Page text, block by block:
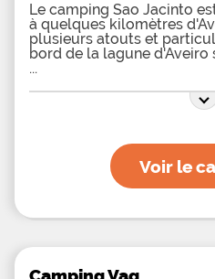
Le camping Sao Jacinto
à quelques kilomètres
plusieurs atouts et
bord de la lagune
Voir le